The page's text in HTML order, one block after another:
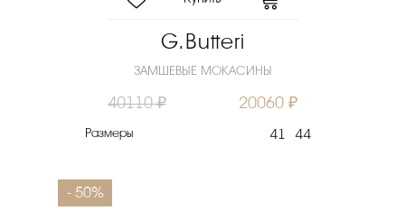
G.Butteri
ЗАМШЕВЫЕ МОКАСИНЫ
40110 ₽ 20060 ₽
Размеры 41 44
- 50%